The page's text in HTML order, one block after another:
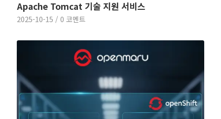
Apache Tomcat 기술 지원 서비스
2025-10-15 / 0 코멘트